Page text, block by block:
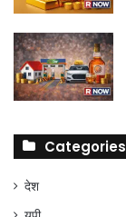
Categories
देश